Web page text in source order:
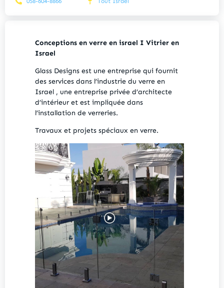
Conceptions en verre en israel I Vitrier en
Israel
Glass Designs est une entreprise qui fournit
des services dans l’industrie du verre en
Israel , une entreprise privée d’architecte
d’intérieur et est impliquée dans
l’installation de verreries.
Travaux et projets spéciaux en verre.